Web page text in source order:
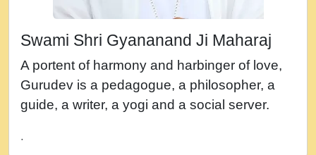
न म गवद गपल गद फर, पयर महन न रझद फर! shri
नह भरस रह लडडल... अपन खट करम क !!!! मह दद
सहर चरण क .....mp3
बगड नसब कसन सवर तर बगर Shri ravinandan
shastri ji maharaj.mp3
Swami Shri Gyananand Ji Maharaj
A portent of harmony and harbinger of love,
Gurudev is a pedagogue, a philosopher, a
guide, a writer, a yogi and a social server.
.